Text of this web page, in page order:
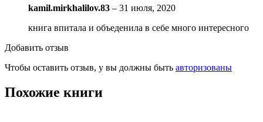
kamil.mirkhalilov.83 – 31 июля, 2020
книга впитала и объеденила в себе много интересного
Добавить отзыв
Чтобы оставить отзыв, у вы должны быть авторизованы
Похожие книги